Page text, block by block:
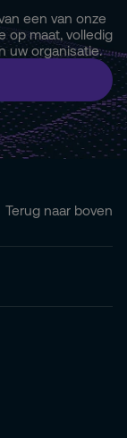
een van onze
op maat, volledig
uw organisatie.
Terug naar boven